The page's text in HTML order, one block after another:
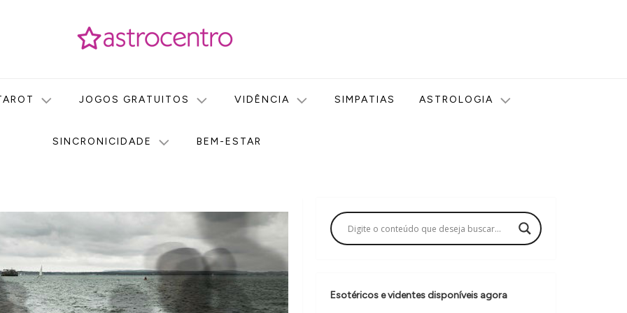
JOGOS GRATUITOS VIDÊNCIA SIMPATIAS ASTROLOGIA
SINCRONICIDADE BEM-ESTAR
Esotéricos e videntes disponíveis agora